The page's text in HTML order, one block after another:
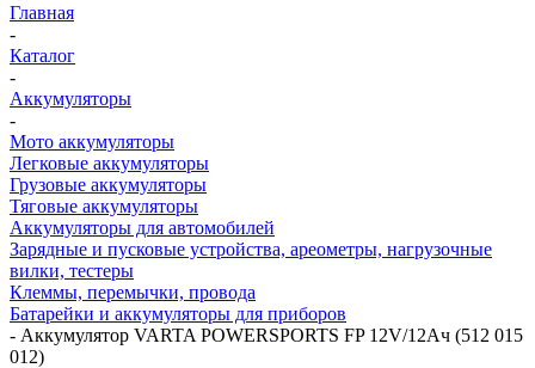
Главная
-
Каталог
-
Аккумуляторы
-
Мото аккумуляторы
Легковые аккумуляторы
Грузовые аккумуляторы
Тяговые аккумуляторы
Аккумуляторы для автомобилей
Зарядные и пусковые устройства, ареометры, нагрузочные
вилки, тестеры
Клеммы, перемычки, провода
Батарейки и аккумуляторы для приборов
- Аккумулятор VARTA POWERSPORTS FP 12V/12Ач (512 015
012)